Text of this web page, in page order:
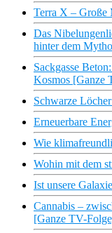
Terra X – Große
Das
hinter dem
Sackgasse
Kosmos [Ganze
Schwarze
Erneuerbare
Wie
Wohin mit dem
Ist unsere
Cannabis –
[Ganze TV-